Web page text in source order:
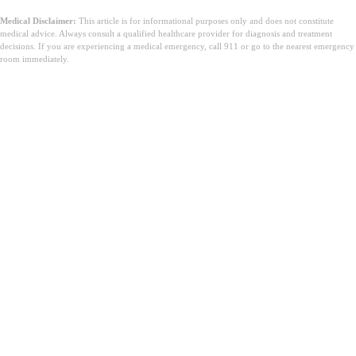
Medical Disclaimer: This article is for informational purposes only and does not constitute
medical advice. Always consult a qualified healthcare provider for diagnosis and treatment
decisions. If you are experiencing a medical emergency, call 911 or go to the nearest emergency
room immediately.